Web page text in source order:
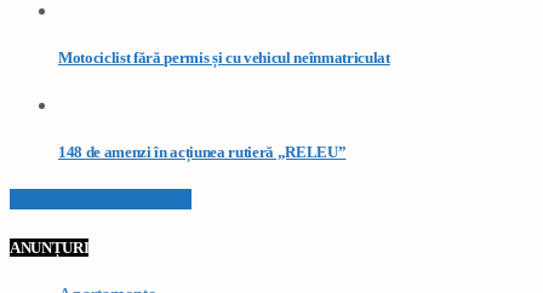
Motociclist fără permis și cu vehicul neînmatriculat
148 de amenzi în acțiunea rutieră „RELEU”
ANUNȚURI